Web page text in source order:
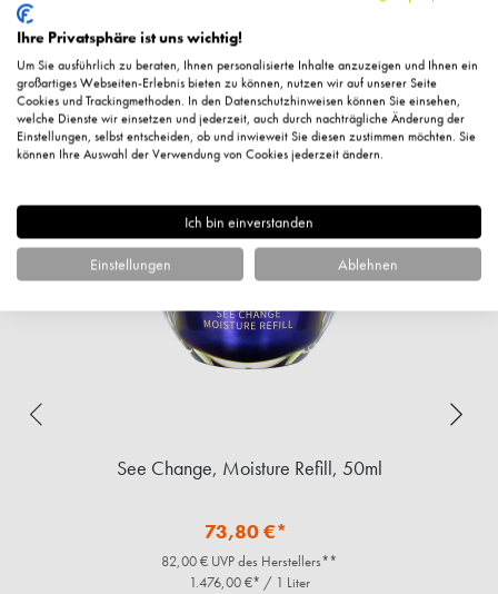
Ähnliche Artikel
See Change, Moisture Refill, 50ml
73,80 €*
82,00 € UVP des Herstellers**
1.476,00 €* / 1 Liter
Ihre Privatsphäre ist uns wichtig!
Um Sie ausführlich zu beraten, Ihnen personalisierte Inhalte anzuzeigen und Ihnen ein
großartiges Webseiten-Erlebnis bieten zu können, nutzen wir auf unserer Seite
Cookies und Trackingmethoden. In den Datenschutzhinweisen können Sie einsehen,
welche Dienste wir einsetzen und jederzeit, auch durch nachträgliche Änderung der
Einstellungen, selbst entscheiden, ob und inwieweit Sie diesen zustimmen möchten. Sie
können Ihre Auswahl der Verwendung von Cookies jederzeit ändern.
Ich bin einverstanden
Einstellungen Ablehnen